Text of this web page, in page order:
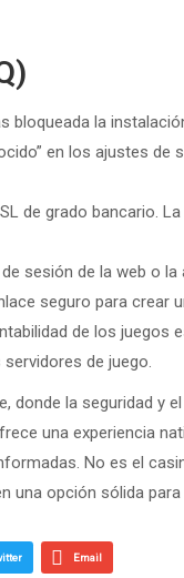
bloqueada la
en los ajustes de
de grado bancario.
sesión de la web o la
seguro para crear
de los juegos
de juego.
la seguridad y
una experiencia
No es el
una opción sólida
Email